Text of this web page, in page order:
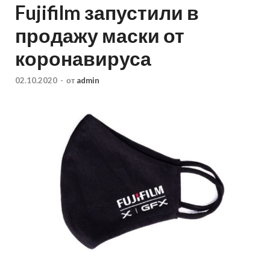
Fujifilm запустили в
продажу маски от
коронавируса
02.10.2020 - от admin